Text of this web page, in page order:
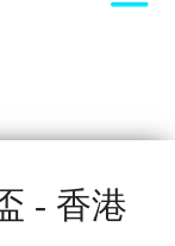
- 香港